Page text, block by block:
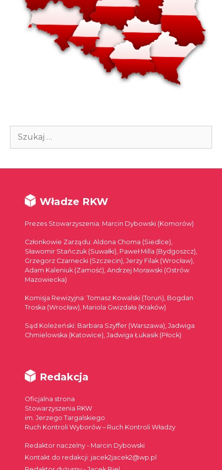
Szukaj:
Władze RKW
Prezes Stowarzyszenia: Marcin Dybowski (Komorów)
Członkowie Zarządu: Aldona Choma (Siedlce),
Sławomir Stańczuk (Suwałki), Paweł Milla (Bydgoszcz),
Grzegorz Czarnecki (Szczecin), Jerzy Filak (Wrocław),
Adam Kaleniuk (Zamość), Andrzej Morawski (Ostrów
Mazowiecka)
Komisja Rewizyjna: Tomasz Kowalski (Toruń), Bogdan
Troska (Wrocław), Mariola Gwizdała (Kraków)
Sąd Koleżeński: Barbara Szyffer (Warszawa), Jadwiga
Chmielowska (Katowice), Jadwiga Łukasik (Płock)
Redakcja
Oficjalna strona
Stowarzyszenia RKW
im. Jerzego Targalskiego
Ruch Kontroli Wyborów – Ruch Kontroli Władzy
Redaktor naczelny - Marcin Dybowski
Kontakt do redakcji: jacek2jacek2@wp.pl